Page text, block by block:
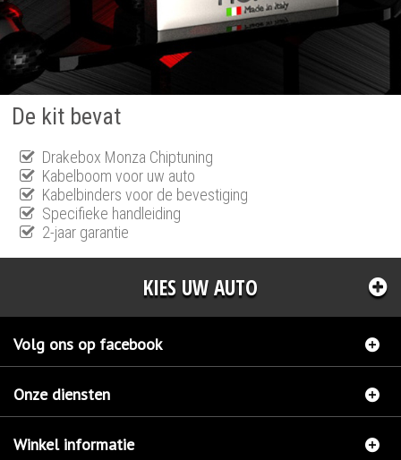
De kit bevat
Drakebox Monza Chiptuning
Kabelboom voor uw auto
Kabelbinders voor de bevestiging
Specifieke handleiding
2-jaar garantie
KIES UW AUTO
Volg ons op facebook
Onze diensten
Winkel informatie